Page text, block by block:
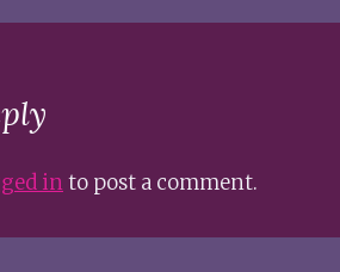
into post a comment.